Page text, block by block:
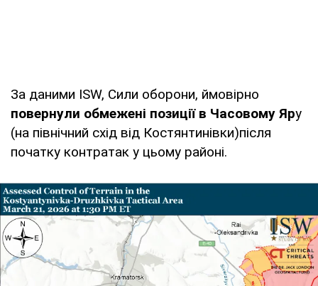
За даними ISW, Сили оборони, ймовірно
повернули обмежені позиції в Часовому Яру
(на північний схід від Костянтинівки)після
початку контратак у цьому районі.